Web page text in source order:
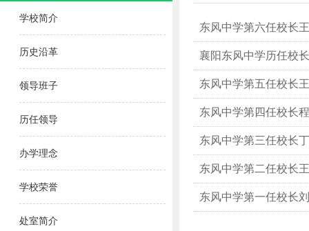
学校简介
历史沿革
领导班子
历任领导
办学理念
学校荣誉
处室简介
东风中学第六任校长
襄阳东风中学历任校长
东风中学第五任校长
东风中学第四任校长
东风中学第三任校长
东风中学第二任校长
东风中学第一任校长